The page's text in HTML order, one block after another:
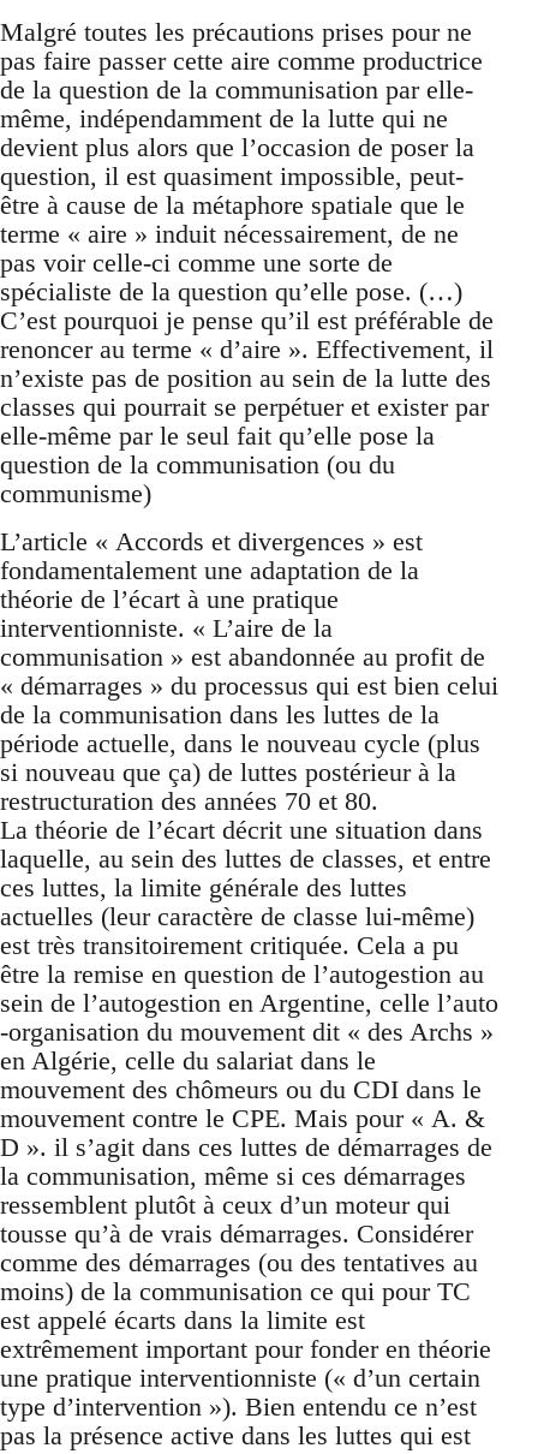
Malgré toutes les précautions prises pour ne
pas faire passer cette aire comme productrice
de la question de la communisation par elle-
même, indépendamment de la lutte qui ne
devient plus alors que l’occasion de poser la
question, il est quasiment impossible, peut-
être à cause de la métaphore spatiale que le
terme « aire » induit nécessairement, de ne
pas voir celle-ci comme une sorte de
spécialiste de la question qu’elle pose. (…)
C’est pourquoi je pense qu’il est préférable de
renoncer au terme « d’aire ». Effectivement, il
n’existe pas de position au sein de la lutte des
classes qui pourrait se perpétuer et exister par
elle-même par le seul fait qu’elle pose la
question de la communisation (ou du
communisme)
L’article « Accords et divergences » est
fondamentalement une adaptation de la
théorie de l’écart à une pratique
interventionniste. « L’aire de la
communisation » est abandonnée au profit de
« démarrages » du processus qui est bien celui
de la communisation dans les luttes de la
période actuelle, dans le nouveau cycle (plus
si nouveau que ça) de luttes postérieur à la
restructuration des années 70 et 80.
La théorie de l’écart décrit une situation dans
laquelle, au sein des luttes de classes, et entre
ces luttes, la limite générale des luttes
actuelles (leur caractère de classe lui-même)
est très transitoirement critiquée. Cela a pu
être la remise en question de l’autogestion au
sein de l’autogestion en Argentine, celle l’auto
-organisation du mouvement dit « des Archs »
en Algérie, celle du salariat dans le
mouvement des chômeurs ou du CDI dans le
mouvement contre le CPE. Mais pour « A. &
D ». il s’agit dans ces luttes de démarrages de
la communisation, même si ces démarrages
ressemblent plutôt à ceux d’un moteur qui
tousse qu’à de vrais démarrages. Considérer
comme des démarrages (ou des tentatives au
moins) de la communisation ce qui pour TC
est appelé écarts dans la limite est
extrêmement important pour fonder en théorie
une pratique interventionniste (« d’un certain
type d’intervention »). Bien entendu ce n’est
pas la présence active dans les luttes qui est